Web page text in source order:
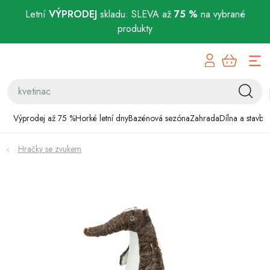
Letní VÝPRODEJskladu: SLEVA až 75 % na vybrané
produkty
Výprodej až 75 %Horké letní dnyBazénová sezónaZahradaDílna a stavba
Bazénová sezóna
Zahrada
Chovatelské potřeby
Hračky se zvukem